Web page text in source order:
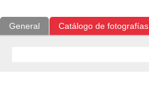
General Catálogo de fotografías